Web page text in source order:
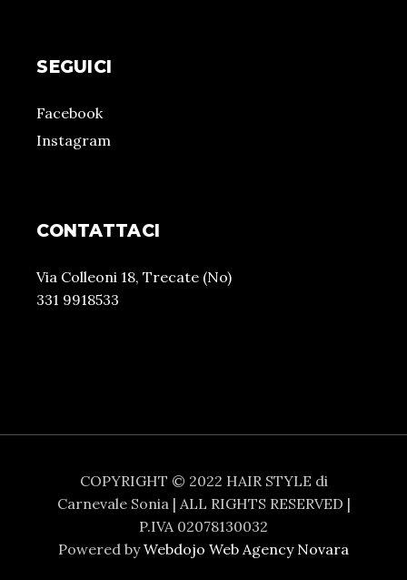
SEGUICI
Facebook
Instagram
CONTATTACI
Via Colleoni 18, Trecate (No)
331 9918533
COPYRIGHT © 2022 HAIR STYLE di
Carnevale Sonia | ALL RIGHTS RESERVED |
P.IVA 02078130032
Powered byWebdojo Web Agency Novara